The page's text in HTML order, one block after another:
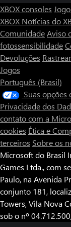
crime que infesta a
Not suporta até
cooperativa em
aumentar a
tua missão com
XBOX consoles
XBOX Notícias do
ComunidadeAviso
fotossensibilidade
Devoluções
Jogos
Português (Brasil)
Suas opções
Privacidade dos
contato com a
cookies Ética e
terceiros Sobre os
Microsoft do Brasil
Games Ltda., com
Paulo, na Avenida
conjunto 181,
Towers, Vila Nova
sob o nº